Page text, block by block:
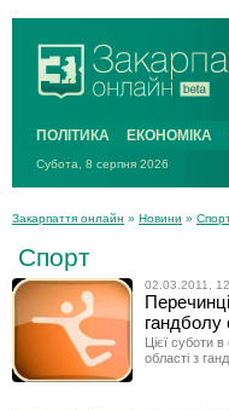
ПОЛІТИКА ЕКОНОМІКА
Субота, 8 серпня 2026
Закарпаття онлайн » Новини »
Спорт
02.03.2011,
гандболу
Цієї суботи
області з